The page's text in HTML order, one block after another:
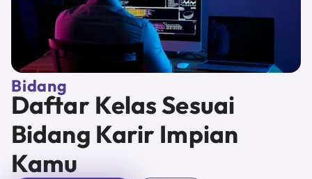
Bidang
Daftar Kelas Sesuai
Bidang Karir Impian
Kamu